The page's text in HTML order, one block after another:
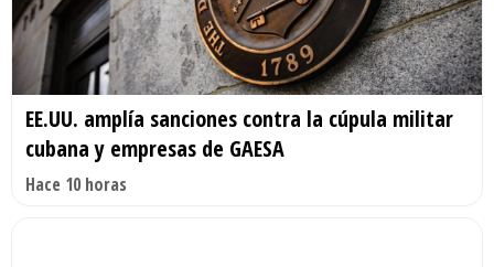
EE.UU. amplía sanciones contra la cúpula militar
cubana y empresas de GAESA
Hace 10 horas